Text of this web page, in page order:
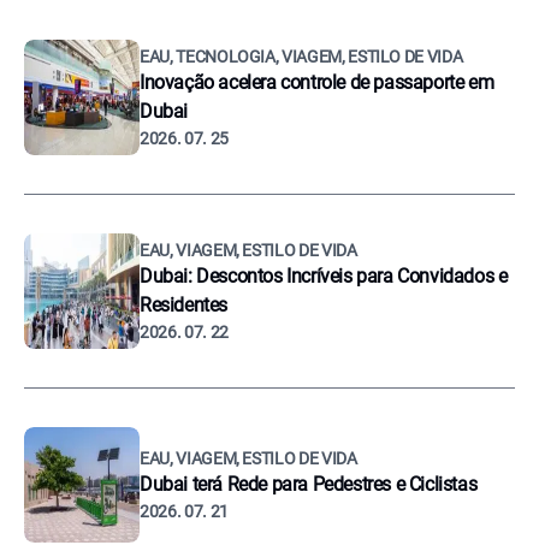
EAU, TECNOLOGIA, VIAGEM, ESTILO DE VIDA
Inovação acelera controle de passaporte em
Dubai
2026. 07. 25
EAU, VIAGEM, ESTILO DE VIDA
Dubai: Descontos Incríveis para Convidados e
Residentes
2026. 07. 22
EAU, VIAGEM, ESTILO DE VIDA
Dubai terá Rede para Pedestres e Ciclistas
2026. 07. 21